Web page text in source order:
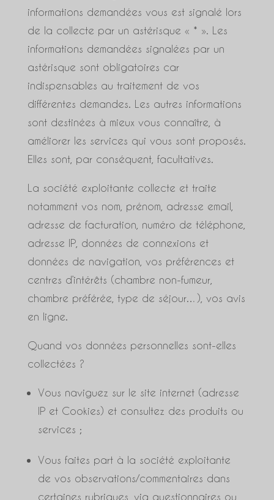
informations demandées vous est signalé lors
de la collecte par un astérisque « * ». Les
informations demandées signalées par un
astérisque sont obligatoires car
indispensables au traitement de vos
différentes demandes. Les autres informations
sont destinées à mieux vous connaître, à
améliorer les services qui vous sont proposés.
Elles sont, par conséquent, facultatives.
La société exploitante collecte et traite
notamment vos nom, prénom, adresse email,
adresse de facturation, numéro de téléphone,
adresse IP, données de connexions et
données de navigation, vos préférences et
centres d’intérêts (chambre non-fumeur,
chambre préférée, type de séjour…), vos avis
en ligne.
Quand vos données personnelles sont-elles
collectées ?
Vous naviguez sur le site internet (adresse
IP et Cookies) et consultez des produits ou
services ;
Vous faites part à la société exploitante
de vos observations/commentaires dans
certaines rubriques, via questionnaires ou